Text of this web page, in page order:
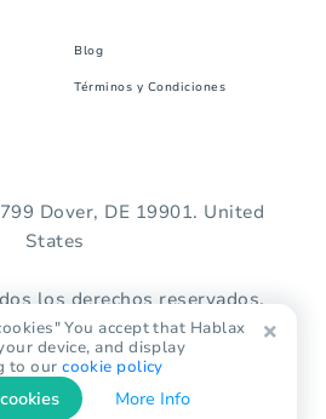
Blog
Términos y Condiciones
Dover, DE 19901. United
States
los derechos reservados.
You accept that Hablax
device, and display
to ourcookie policy
More Info